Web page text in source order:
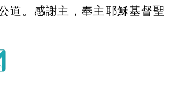
道。感謝主，奉主耶穌基督聖